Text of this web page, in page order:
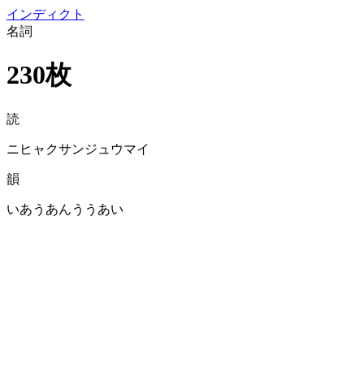
インディクト
名詞
230枚
読
ニヒャクサンジュウマイ
韻
いあうあんううあい